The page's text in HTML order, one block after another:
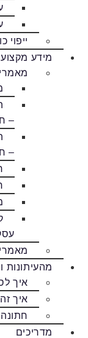
מידע
–
–
מהעיתונות
איך
איך
חתונה
מדריכים